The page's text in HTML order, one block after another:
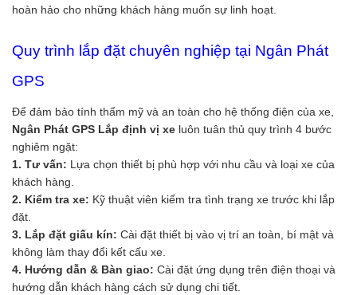
hoàn hảo cho những khách hàng muốn sự linh hoạt.
Quy trình lắp đặt chuyên nghiệp tại Ngân Phát
GPS
Để đảm bảo tính thẩm mỹ và an toàn cho hệ thống điện của xe,
Ngân Phát GPS Lắp định vị xe luôn tuân thủ quy trình 4 bước
nghiêm ngặt:
1. Tư vấn: Lựa chọn thiết bị phù hợp với nhu cầu và loại xe của
khách hàng.
2. Kiểm tra xe: Kỹ thuật viên kiểm tra tình trạng xe trước khi lắp
đặt.
3. Lắp đặt giấu kín: Cài đặt thiết bị vào vị trí an toàn, bí mật và
không làm thay đổi kết cấu xe.
4. Hướng dẫn & Bàn giao: Cài đặt ứng dụng trên điện thoại và
hướng dẫn khách hàng cách sử dụng chi tiết.